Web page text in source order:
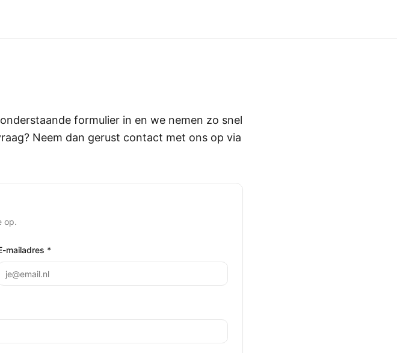
formulier in en we nemen zo snel
Neem dan gerust contact met ons op via
op.
mailadres *